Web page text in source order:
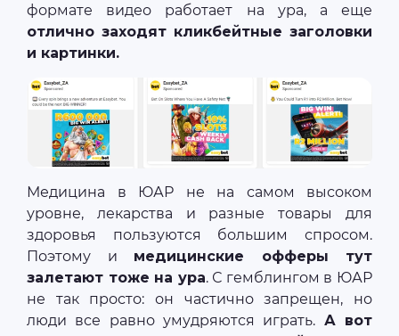
формате видео работает на ура, а еще
отлично заходят кликбейтные заголовки
и картинки.
Медицина в ЮАР не на самом высоком
уровне, лекарства и разные товары для
здоровья пользуются большим спросом.
Поэтому и медицинские офферы тут
залетают тоже на ура. С гемблингом в ЮАР
не так просто: он частично запрещен, но
люди все равно умудряются играть. А вот